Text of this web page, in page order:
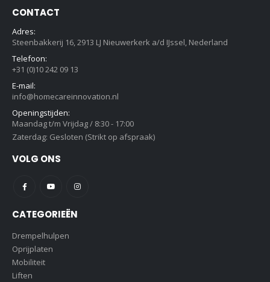
CONTACT
Adres:
Steenbakkerij 16, 2913 LJ Nieuwerkerk a/d IJssel, Nederland
Telefoon:
+31 (0)10 242 09 13
E-mail:
info@homecareinnovation.nl
Openingstijden:
Maandag t/m Vrijdag / 8:30 - 17:00
Zaterdag: Gesloten (Strikt op afspraak)
VOLG ONS
CATEGORIEËN
Drempelhulpen
Oprijplaten
Mobiliteit
Liften